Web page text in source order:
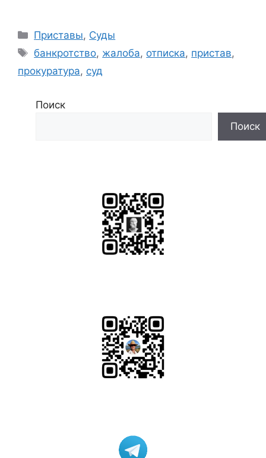
Рубрики
Приставы, Суды
Метки
банкротство, жалоба, отписка, пристав,
прокуратура, суд
Поиск
Поиск